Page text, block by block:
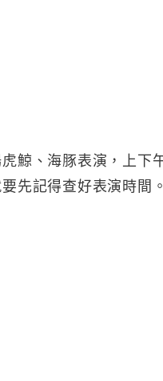
鯨、海豚表演，上下
先記得查好表演時間。